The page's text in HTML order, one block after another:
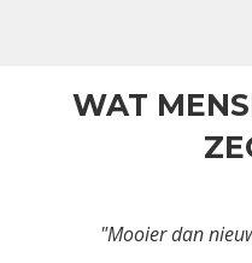
WAT
"Mooier dan